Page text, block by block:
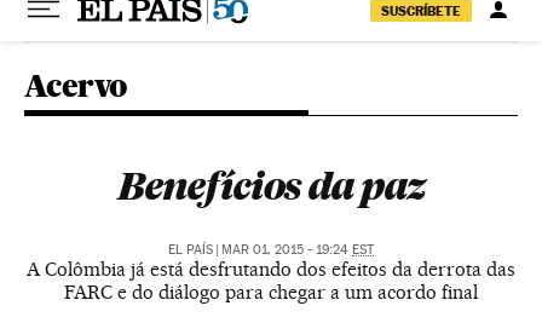
SUSCRÍBETE
Acervo
Benefícios da paz
EL PAÍS | MAR 01, 2015 - 19:24 EST
A Colômbia já está desfrutando dos efeitos da derrota das
FARC e do diálogo para chegar a um acordo final